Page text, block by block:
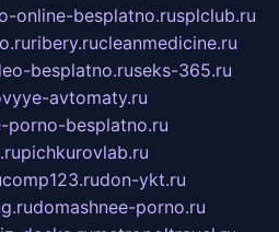
online-besplatno.rusplclub.ru
ribery.rucleanmedicine.ru
besplatno.ruseks-365.ru
avtomaty.ru
porno-besplatno.ru
pichkurovlab.ru
comp123.rudon-ykt.ru
domashnee-porno.ru